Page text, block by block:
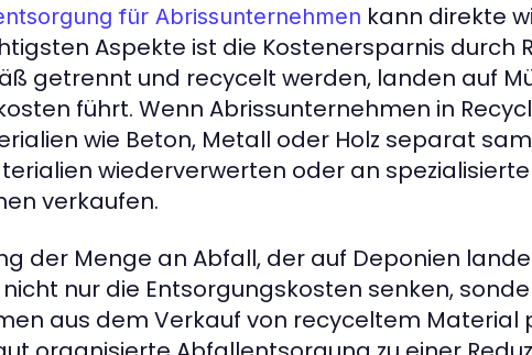
für Abrissunternehmen kann direkte
Aspekte ist die Kostenersparnis durch
getrennt und recycelt werden, landen auf
führt. Wenn Abrissunternehmen in
wie Beton, Metall oder Holz separat
wiederverwerten oder an spezialisierte
verkaufen.
der Menge an Abfall, der auf Deponien
nur die Entsorgungskosten senken,
aus dem Verkauf von recyceltem Material